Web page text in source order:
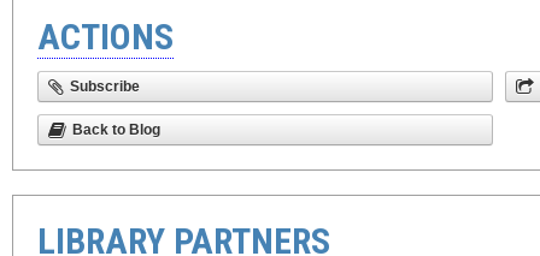
ACTIONS
Subscribe
Back to Blog
LIBRARY PARTNERS